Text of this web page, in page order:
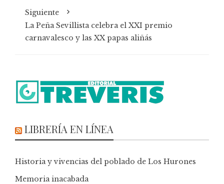
Siguiente
La Peña Sevillista celebra el XXI premio
carnavalesco y las XX papas aliñás
LIBRERÍA EN LÍNEA
Historia y vivencias del poblado de Los Hurones
Memoria inacabada